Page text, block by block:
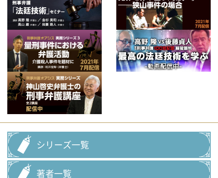
シリーズ一覧
著者一覧